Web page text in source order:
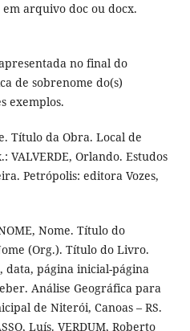
arquivo doc ou docx.
no final do
de sobrenome do(s)
exemplos.
Título da Obra. Local de
VALVERDE, Orlando. Estudos
Petrópolis: editora Vozes,
Nome. Título do
(Org.). Título do Livro.
data, página inicial-página
Análise Geográfica para
de Niterói, Canoas – RS.
Luís. VERDUM, Roberto